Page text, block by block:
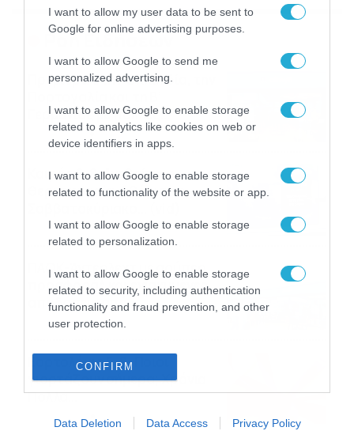
I want to allow my user data to be sent to
Google for online advertising purposes.
I want to allow Google to send me
personalized advertising.
I want to allow Google to enable storage
related to analytics like cookies on web or
device identifiers in apps.
I want to allow Google to enable storage
related to functionality of the website or app.
I want to allow Google to enable storage
related to personalization.
I want to allow Google to enable storage
related to security, including authentication
functionality and fraud prevention, and other
user protection.
CONFIRM
Data Deletion Data Access Privacy Policy
Ροή Ειδήσεων
Πρεμιέρα στην Ολλανδία, την
Γερμανίας με πολλές
στοιχηματικές επιλογές από
το ΠΑΜΕ ΣΤΟΙΧΗΜΑ
07/08/2026 16:41
Καιρός 6-8: Ανεβαίνει η
θερμοκρασία, 40άρια το
06/08/2026 22:00
ΠΑΟΚ-Άντερλεχτ με σούπερ
προσφορά* και ενισχυμένες
αποδόσεις από
το Pamestoixima.gr
06/08/2026 14:02
Εορτολόγιο 6-8: Ποιοι
γιορτάζουν σήμερα; Χρόνια
Πολλά…
06/08/2026 08:05